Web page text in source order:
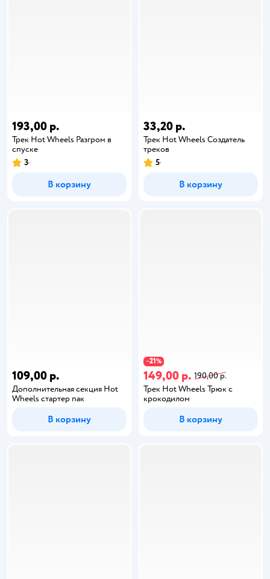
193,00 р.
Трек Hot Wheels Разгром в
спуске
3
В корзину
33,20 р.
Трек Hot Wheels Создатель
треков
5
В корзину
109,00 р.
Дополнительная секция Hot
Wheels стартер пак
В корзину
−21%
149,00 р. 190,00 р.
Трек Hot Wheels Трюк с
крокодилом
В корзину